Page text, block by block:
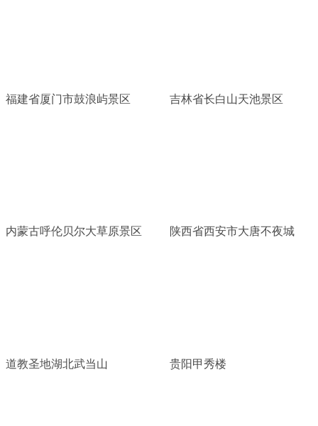
福建省厦门市鼓浪屿景区 吉林省长白山天池景区
内蒙古呼伦贝尔大草原景区 陕西省西安市大唐不夜城
道教圣地湖北武当山 贵阳甲秀楼